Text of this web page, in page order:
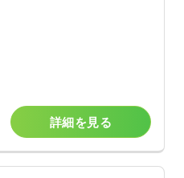
詳細を見る